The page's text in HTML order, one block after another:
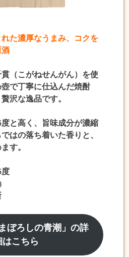
た濃厚なうまみ、コクを
酒
（こがねせんがん）を使
で丁寧に仕込んだ焼酎
沢な逸品です。
度と高く、
旨味成分が濃縮
ではの落ち着いた香りと、
す。
度
ぼろしの青潮」の詳
はこちら